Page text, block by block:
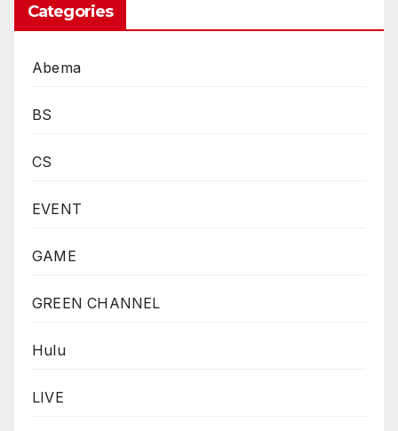
Categories
Abema
BS
CS
EVENT
GAME
GREEN CHANNEL
Hulu
LIVE